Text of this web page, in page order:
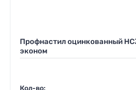
Профнастил оцинкованный
эконом
Кол-во: